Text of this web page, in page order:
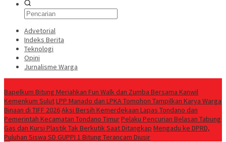
Advetorial
Indeks Berita
Teknologi
Opini
Jurnalisme Warga
Bapelkum Bitung Meriahkan Fun Walk dan Zumba Bersama Kanwil
Kemenkum SulutLPP Manado dan LPKA Tomohon Tampilkan Karya Warga
Binaan di TIFF 2026Aksi Bersih Kemerdekaan Lapas Tondano dan
Pemerintah Kecamatan Tondano TimurPelaku Pencurian Belasan Tabung
Gas dan Kursi Plastik Tak Berkutik Saat Ditangkap Mengadu ke DPRD,
Puluhan Siswa SD GUPPI 1 Bitung Terancam Diusir